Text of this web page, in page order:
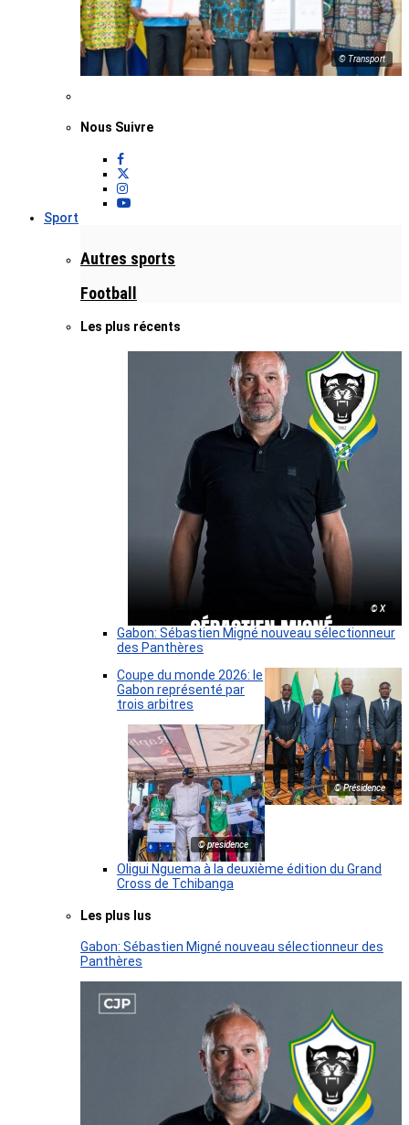
© Transport
Nous Suivre
Sport
Autres sports
Football
Les plus récents
© X
Gabon: Sébastien Migné nouveau sélectionneur
des Panthères
© Présidence
Coupe du monde 2026: le
Gabon représenté par
trois arbitres
© presidence
Oligui Nguema à la deuxième édition du Grand
Cross de Tchibanga
Les plus lus
Gabon: Sébastien Migné nouveau sélectionneur des
Panthères